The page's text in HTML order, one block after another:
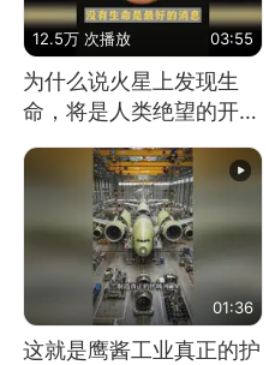
12.5万 次播放 03:55
为什么说火星上发现生
命，将是人类绝望的开
始？
01:36
这就是鹰酱工业真正的护